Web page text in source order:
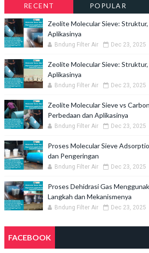
RECENT POPULAR
Zeolite Molecular Sieve:
Aplikasinya
Bndung Filter Air Dec 23, 2025
Zeolite Molecular Sieve:
Aplikasinya
Bndung Filter Air Dec 23, 2025
Zeolite Molecular Sieve vs
Perbedaan dan Aplikasinya
Bndung Filter Air Dec 23, 2025
Proses Molecular Sieve
dan Pengeringan
Bndung Filter Air Dec 23, 2025
Proses Dehidrasi Gas
Langkah dan Mekanismenya
Bndung Filter Air Dec 23, 2025
FACEBOOK